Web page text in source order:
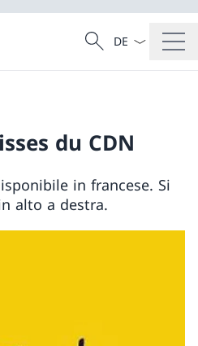
Cercare
Ricerca
Dal menu a
du CDN
in francese. Si
alto a destra.